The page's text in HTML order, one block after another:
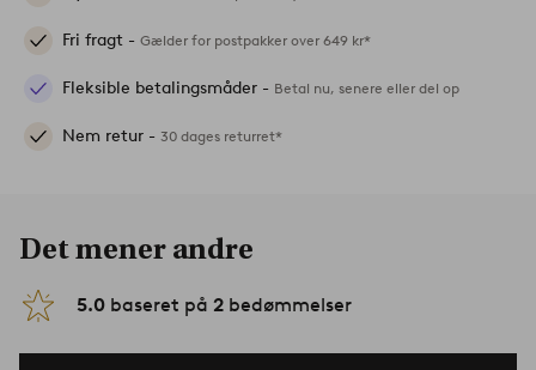
Fri fragt - Gælder for postpakker over 649 kr*
Fleksible betalingsmåder - Betal nu, senere eller del op
Nem retur - 30 dages returret*
Det mener andre
5.0 baseret på 2 bedømmelser